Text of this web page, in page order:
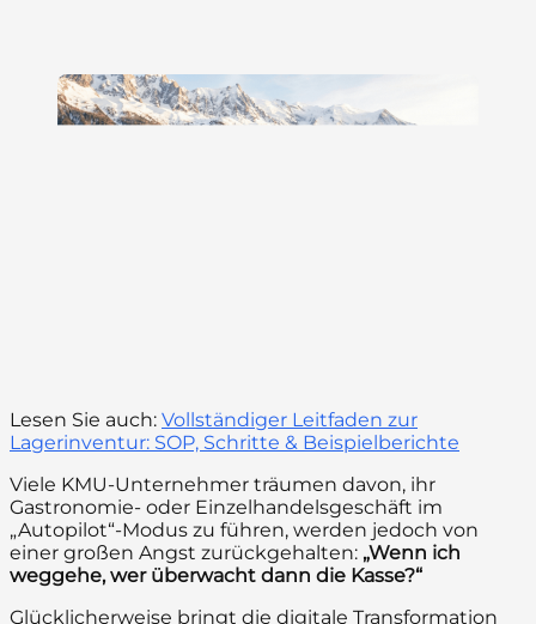
Lesen Sie auch: Vollständiger Leitfaden zur
Lagerinventur: SOP, Schritte & Beispielberichte
Viele KMU-Unternehmer träumen davon, ihr
Gastronomie- oder Einzelhandelsgeschäft im
„Autopilot“-Modus zu führen, werden jedoch von
einer großen Angst zurückgehalten: „Wenn ich
weggehe, wer überwacht dann die Kasse?“
Glücklicherweise bringt die digitale Transformation